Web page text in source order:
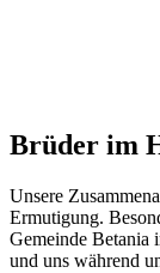
Brüder im
Unsere
Ermutigung.
Gemeinde Betania
und uns während